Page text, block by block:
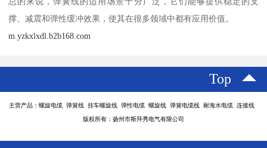
撑、减震和弹性缓冲效果，使其在很多领域中都有应用价值。
m.yzkxlxdl.b2b168.com
Top
主营产品：螺旋电缆 弹簧线 挂车螺旋线 弹性电缆 螺旋线 弹簧电缆线 耐海水电缆 连接线
版权所有：扬州市斯拜秀电气有限公司